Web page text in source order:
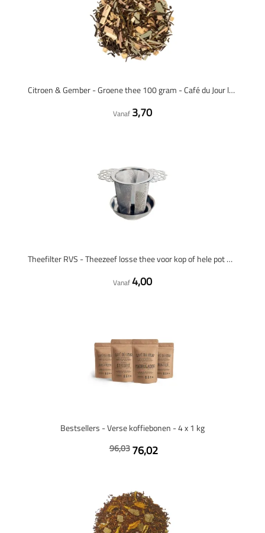
Citroen & Gember - Groene thee 100 gram - Café du Jour losse thee
Vanaf 3,70
Theefilter RVS - Theezeef losse thee voor kop of hele pot met houder en lekbakje
Vanaf4,00
Bestsellers - Verse koffiebonen - 4 x 1 kg
96,03 76,02